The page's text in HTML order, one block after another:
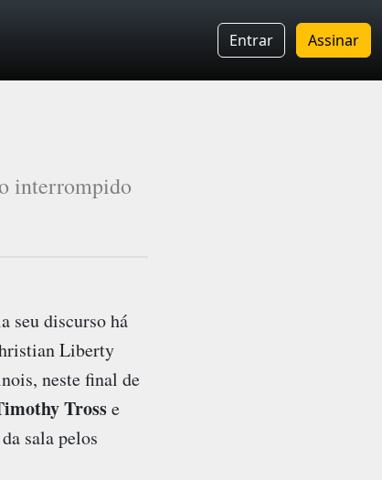
Entrar Assinar
interrompido
seu discurso há
Liberty
neste final de
Trosse
sala pelos